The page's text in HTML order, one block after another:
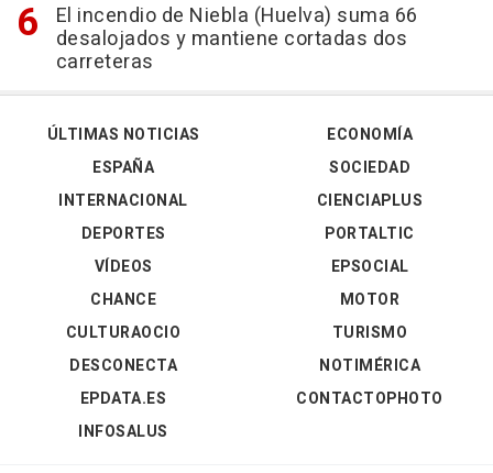
El incendio de Niebla (Huelva) suma 66
desalojados y mantiene cortadas dos
carreteras
ÚLTIMAS NOTICIAS
ESPAÑA
INTERNACIONAL
DEPORTES
VÍDEOS
ECONOMÍA
SOCIEDAD
CIENCIAPLUS
PORTALTIC
EPSOCIAL
CHANCE
CULTURAOCIO
DESCONECTA
EPDATA.ES
INFOSALUS
MOTOR
TURISMO
NOTIMÉRICA
CONTACTOPHOTO